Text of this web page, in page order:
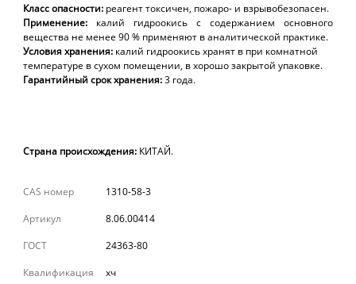
Класс опасности: реагент токсичен, пожаро- и взрывобезопасен.
Применение: калий гидроокись с содержанием основного
вещества не менее 90 % применяют в аналитической практике.
Условия хранения: калий гидроокись хранят в при комнатной
температуре в сухом помещении, в хорошо закрытой упаковке.
Гарантийный срок хранения:3 года.
Страна происхождения: КИТАЙ.
CAS номер
1310-58-3
Артикул
8.06.00414
ГОСТ
24363-80
Квалификация
хч